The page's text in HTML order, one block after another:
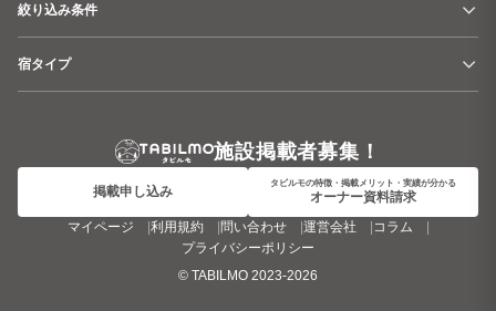
絞り込み条件
宿タイプ
施設掲載者募集！
掲載申し込み
タビルモの特徴・掲載メリット・実績が分かる
オーナー資料請求
マイページ
利用規約 問い合わせ 運営会社
コラム
プライバシーポリシー
© TABILMO 2023-2026